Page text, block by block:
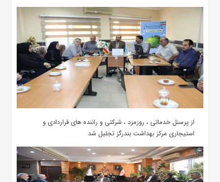
از پرسنل خدماتی ، روزمزد ، شرکتی و راننده های قراردادی و
استیجاری مرکز بهداشت بندرگز تجلیل شد